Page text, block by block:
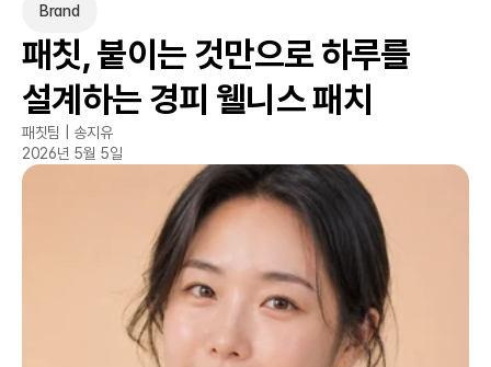
Brand
패칫, 붙이는 것만으로 하루를
설계하는 경피 웰니스 패치
패칫팀 | 송지유
2026년 5월 5일